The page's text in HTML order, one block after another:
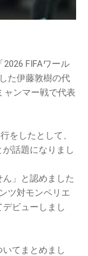
FIFAワール
た伊藤敦樹の代
ャンマー戦で代表
をしたとして、
話題になりまし
」と認めました
ツ対モンペリエ
ビューしまし
てまとめまし